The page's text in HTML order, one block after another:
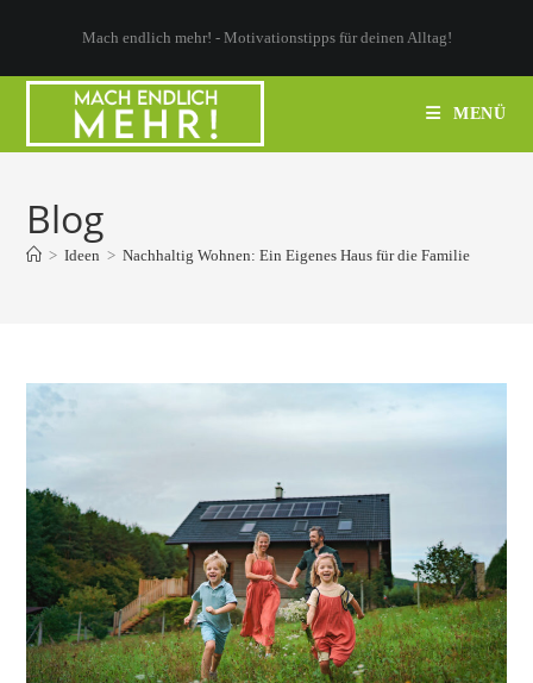
springen
Mach endlich mehr! - Motivationstipps für deinen Alltag!
MENÜ
Blog
> Ideen > Nachhaltig Wohnen: Ein Eigenes Haus für die Familie